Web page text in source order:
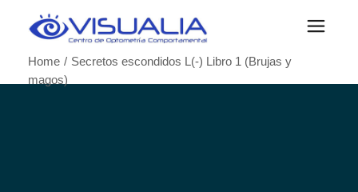
Home
Secretos escondidos L(-) Libro 1 (Brujas y
magos)